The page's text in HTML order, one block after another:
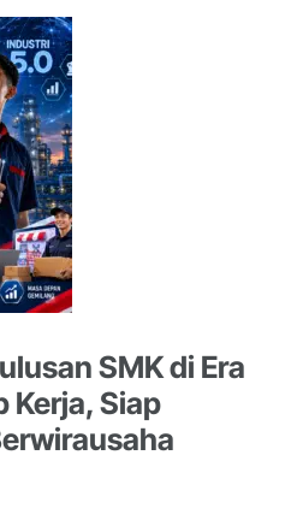
SMK di Era
Kerja, Siap